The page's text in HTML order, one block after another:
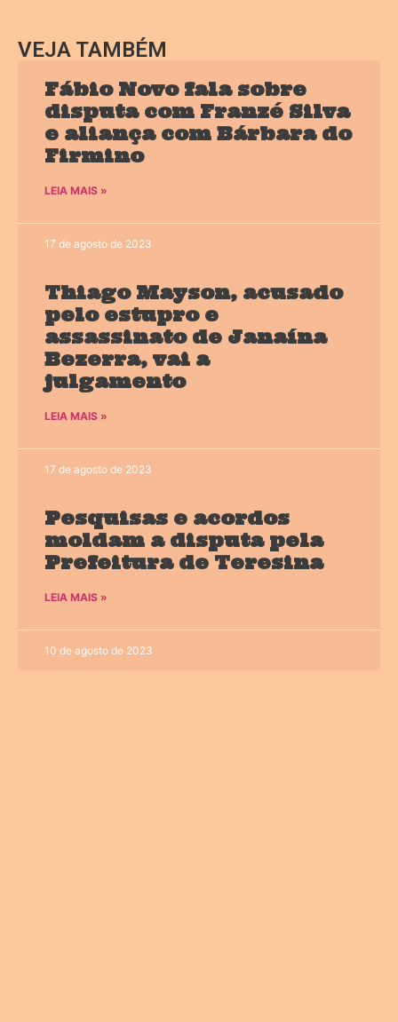
VEJA TAMBÉM
Fábio Novo fala sobre
disputa com Franzé Silva
e aliança com Bárbara do
Firmino
LEIA MAIS »
17 de agosto de 2023
Thiago Mayson, acusado
pelo estupro e
assassinato de Janaína
Bezerra, vai a
julgamento
LEIA MAIS »
17 de agosto de 2023
Pesquisas e acordos
moldam a disputa pela
Prefeitura de Teresina
LEIA MAIS »
10 de agosto de 2023